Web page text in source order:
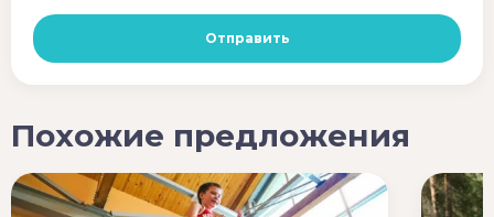
Похожие предложения